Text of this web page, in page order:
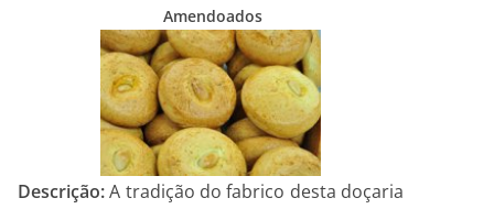
Amendoados
Descrição:A tradição do fabrico desta doçaria